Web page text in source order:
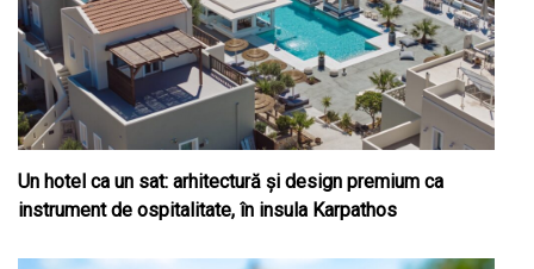
Un hotel ca un sat: arhitectură și design premium ca
instrument de ospitalitate, în insula Karpathos